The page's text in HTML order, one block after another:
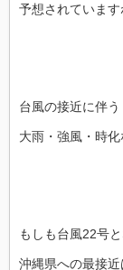
予想されています
台風の接近に伴う
大雨・強風・時化
もしも台風22号
沖縄県への最接近